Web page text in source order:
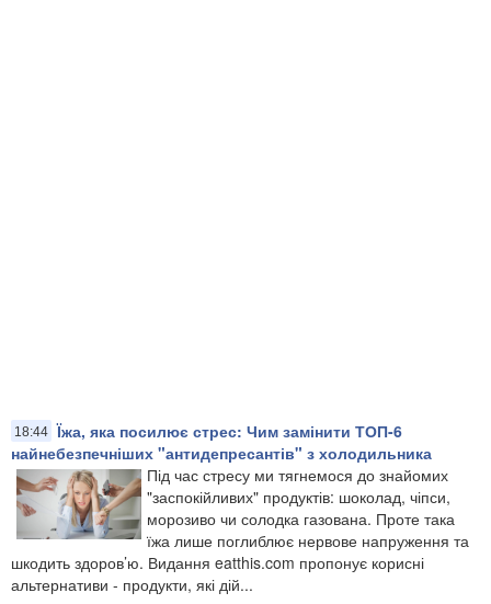
18:44 Їжа, яка посилює стрес: Чим замінити ТОП-6
найнебезпечніших "антидепресантів" з холодильника
Під час стресу ми тягнемося до знайомих
"заспокійливих" продуктів: шоколад, чіпси,
морозиво чи солодка газована. Проте така
їжа лише поглиблює нервове напруження та
шкодить здоров’ю. Видання eatthis.com пропонує корисні
альтернативи - продукти, які дій...